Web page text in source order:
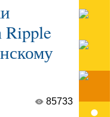
Ripple
85733